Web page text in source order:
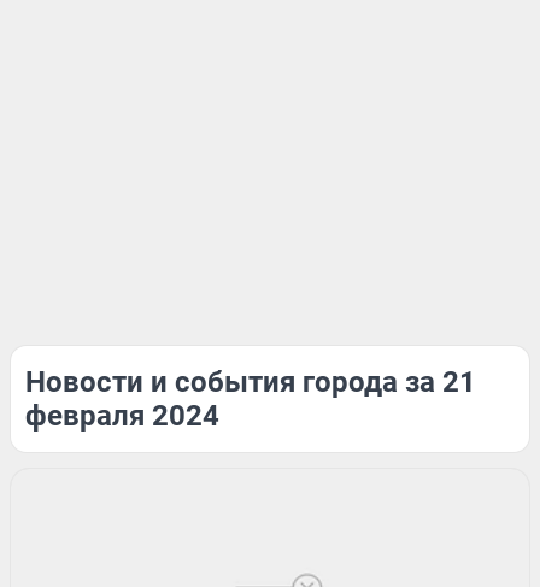
Новости и события города за 21
февраля 2024